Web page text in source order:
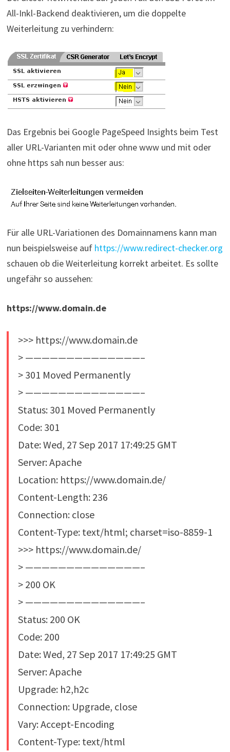
All-Inkl-Backend deaktivieren, um die doppelte
Weiterleitung zu verhindern:
Das Ergebnis bei Google PageSpeed Insights beim Test
aller URL-Varianten mit oder ohne www und mit oder
ohne https sah nun besser aus:
Für alle URL-Variationen des Domainnamens kann man
nun beispielsweise auf https://www.redirect-checker.org
schauen ob die Weiterleitung korrekt arbeitet. Es sollte
ungefähr so aussehen:
https://www.domain.de
>>> https://www.domain.de
> ——————————————–
> 301 Moved Permanently
> ——————————————–
Status: 301 Moved Permanently
Code: 301
Date: Wed, 27 Sep 2017 17:49:25 GMT
Server: Apache
Location: https://www.domain.de/
Content-Length: 236
Connection: close
Content-Type: text/html; charset=iso-8859-1
>>> https://www.domain.de/
> ——————————————–
> 200 OK
> ——————————————–
Status: 200 OK
Code: 200
Date: Wed, 27 Sep 2017 17:49:25 GMT
Server: Apache
Upgrade: h2,h2c
Connection: Upgrade, close
Vary: Accept-Encoding
Content-Type: text/html